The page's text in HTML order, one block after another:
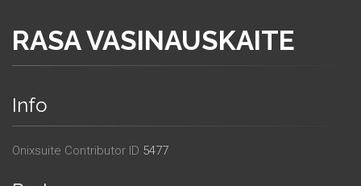
RASA VASINAUSKAITE
Info
Onixsuite Contributor ID 5477